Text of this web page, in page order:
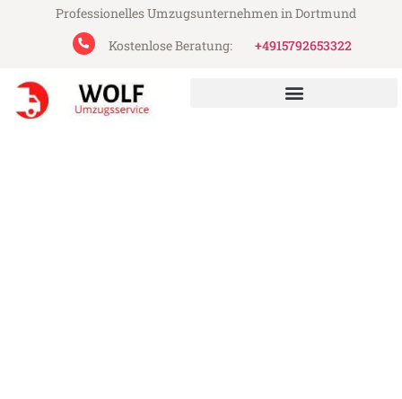
Professionelles Umzugsunternehmen in Dortmund
Kostenlose Beratung:
+4915792653322